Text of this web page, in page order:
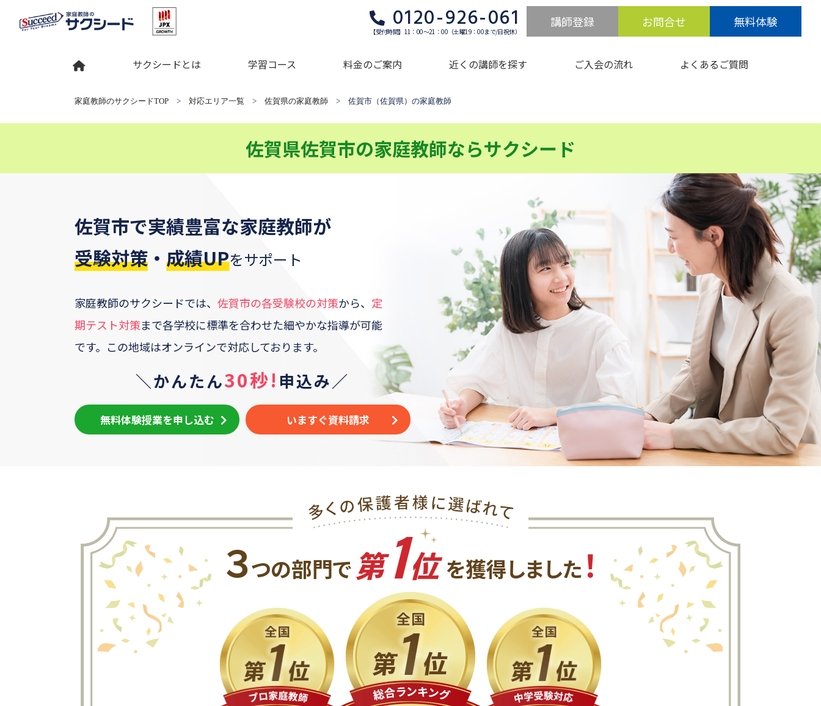
0120-926-061
【受付時間】11：00～21：00（土曜19：00まで/日祝休）
講師登録 お問合せ 無料体験
サクシードとは 学習コース 料金のご案内 近くの講師を探す ご入会の流れ よくあるご質問
家庭教師のサクシードTOP > 対応エリア一覧 > 佐賀県の家庭教師 > 佐賀市（佐賀県）の家庭教師
佐賀県佐賀市の家庭教師ならサクシード
佐賀市で実績豊富な家庭教師が
受験対策 ・ 成績UPをサポート
家庭教師のサクシードでは、 佐賀市の各受験校の対策から、 定
期テスト対策まで各学校に標準を合わせた細やかな指導が可能
です。 この地域はオンラインで対応しております。
＼かんたん30秒! 申込み／
無料体験授業を申し込む いますぐ資料請求
３つの部門で 第1位を獲得しました ！